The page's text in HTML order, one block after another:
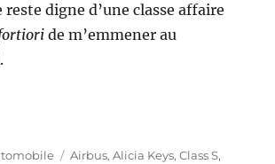
digne d’une classe affaire
de m’emmener au
Tags
Airbus,Alicia Keys,Class S,